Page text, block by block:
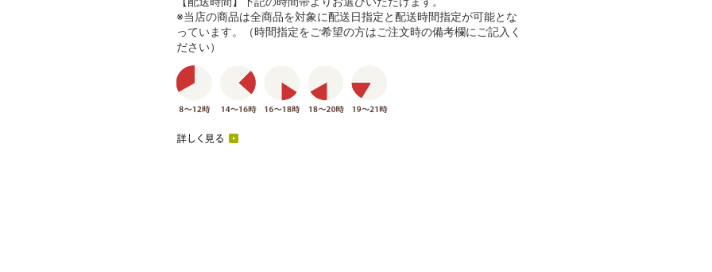
※当店の商品は全商品を対象に配送日指定と配送時間指定が可能とな
っています。（時間指定をご希望の方はご注文時の備考欄にご記入く
ださい）